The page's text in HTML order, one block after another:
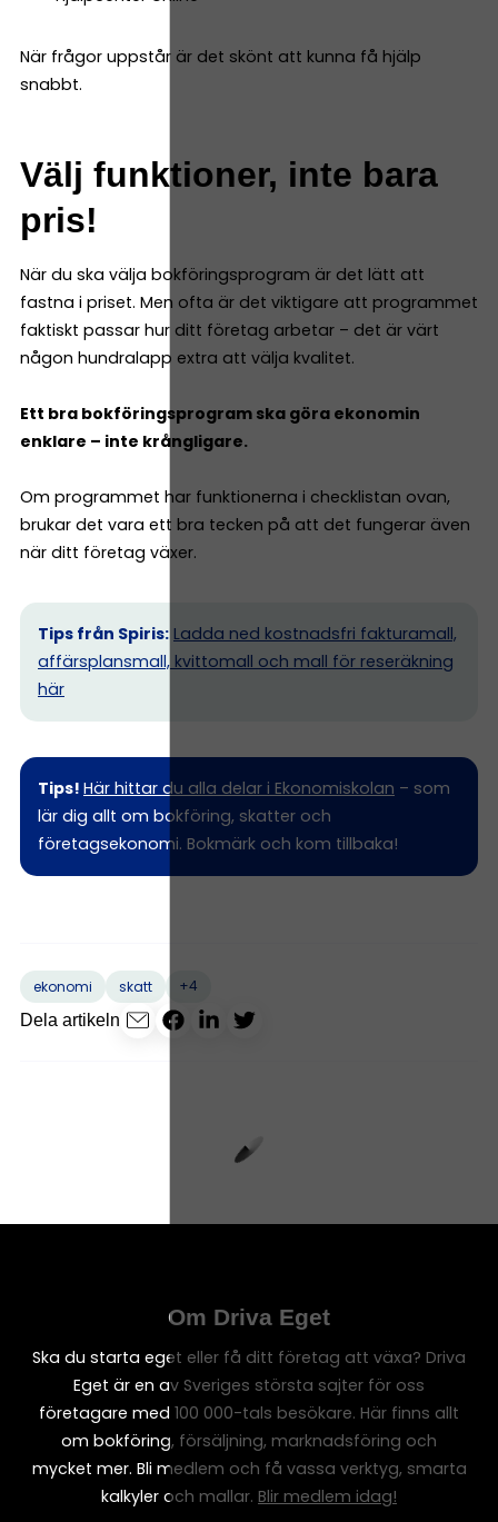
När frågor uppstår är det skönt att kunna få hjälp
snabbt.
Välj funktioner, inte bara
pris!
När du ska välja bokföringsprogram är det lätt att
fastna i priset. Men ofta är det viktigare att programmet
faktiskt passar hur ditt företag arbetar – det är värt
någon hundralapp extra att välja kvalitet.
Ett bra bokföringsprogram ska göra ekonomin
enklare – inte krångligare.
Om programmet har funktionerna i checklistan ovan,
brukar det vara ett bra tecken på att det fungerar även
när ditt företag växer.
Tips från Spiris: Ladda ned kostnadsfri fakturamall,
affärsplansmall, kvittomall och mall för reseräkning
här
Tips! Här hittar du alla delar i Ekonomiskolan – som
lär dig allt om bokföring, skatter och
företagsekonomi. Bokmärk och kom tillbaka!
ekonomi skatt
+4
Dela artikeln
Om Driva Eget
Ska du starta eget eller få ditt företag att växa? Driva
Eget är en av Sveriges största sajter för oss
företagare med 100 000-tals besökare. Här finns allt
om bokföring, försäljning, marknadsföring och
mycket mer. Bli medlem och få vassa verktyg, smarta
kalkyler och mallar. Blir medlem idag!